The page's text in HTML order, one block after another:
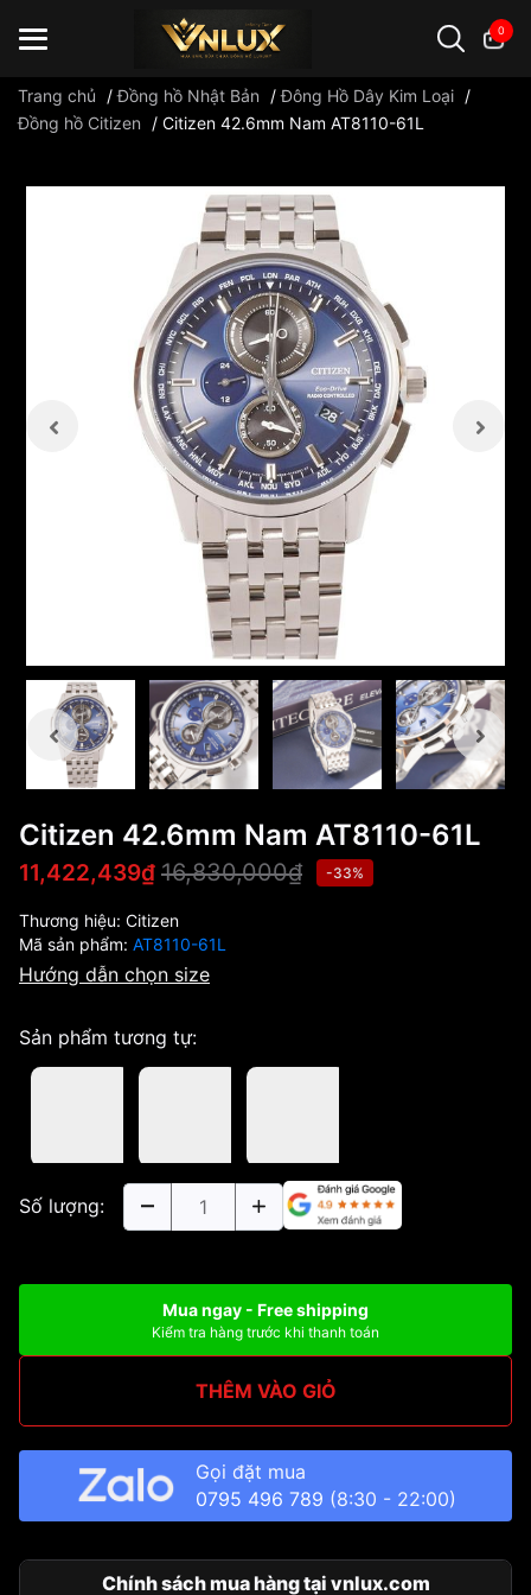
0
Trang chủ /Đồng hồ Nhật Bản /Đông Hồ Dây Kim Loại /
Đồng hồ Citizen
/ Citizen 42.6mm Nam AT8110-61L
Citizen 42.6mm Nam AT8110-61L
11,422,439₫ 16,830,000₫ -33%
Thương hiệu: Citizen
Mã sản phẩm: AT8110-61L
Hướng dẫn chọn size
Sản phẩm tương tự:
Số lượng:
Mua ngay - Free shipping
Kiểm tra hàng trước khi thanh toán
THÊM VÀO GIỎ
Gọi đặt mua
0795 496 789 (8:30 - 22:00)
Chính sách mua hàng tại vnlux.com